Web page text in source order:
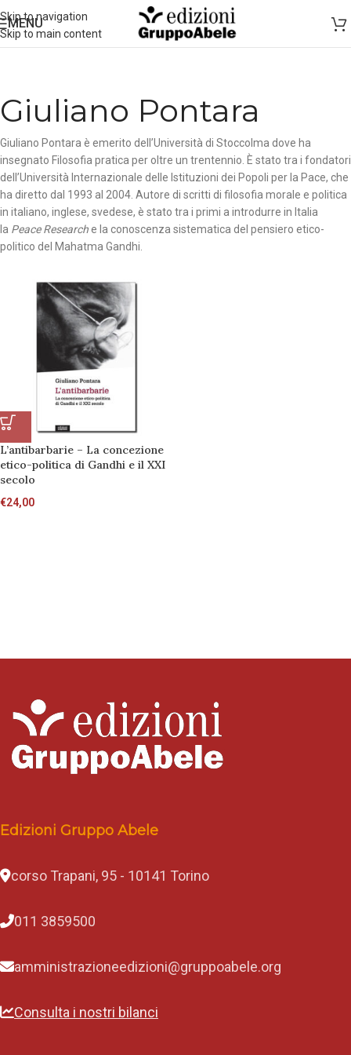
Skip to navigation
Skip to main content
MENU
Giuliano Pontara
Giuliano Pontara è emerito dell’Università di Stoccolma dove ha
insegnato Filosofia pratica per oltre un trentennio. È stato tra i fondatori
dell’Università Internazionale delle Istituzioni dei Popoli per la Pace, che
ha diretto dal 1993 al 2004. Autore di scritti di filosofia morale e politica
in italiano, inglese, svedese, è stato tra i primi a introdurre in Italia
la Peace Researche la conoscenza sistematica del pensiero etico-
politico del Mahatma Gandhi.
L’antibarbarie – La concezione
etico-politica di Gandhi e il XXI
secolo
€24,00
Edizioni Gruppo Abele
corso Trapani, 95 - 10141 Torino
011 3859500
amministrazioneedizioni@gruppoabele.org
Consulta i nostri bilanci